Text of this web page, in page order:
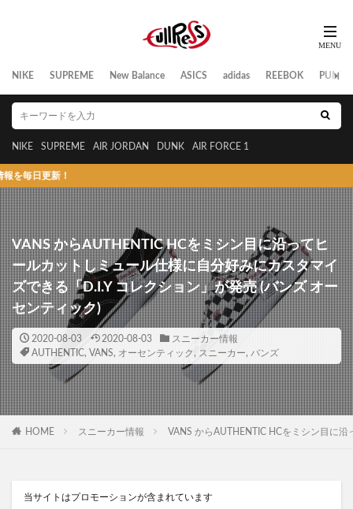
NIKE SUPREME New Balance ASICS adidas REEBOK PUMA
NIKE SUPREME AIR JORDAN DUNK AIR FORCE 1
！
VANS からAUTHENTIC HCをミシン目に沿ってヒ
ールカットしミュール仕様に自分好みにカスタマイ
ズできる「D.I.Y コレクション」が発売 (バンズ オー
センティック)
2020-08-03 2020-08-03
スニーカー情報
AUTHENTIC, VANS, オーセンティック , スニーカー, バンズ
HOME スニーカー情報 VANS からAUTHENTIC HCをミシン目に
当サイトはプロモーションが含まれています